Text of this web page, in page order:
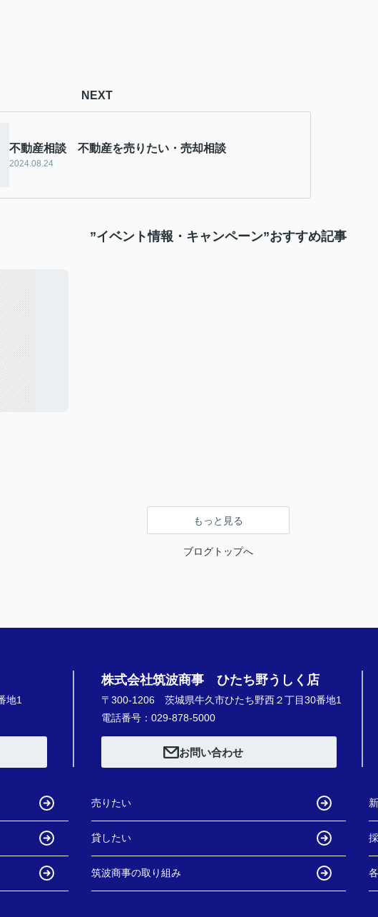
NEXT
不動産相談 不動産を売りたい・売却相談
2024.08.24
”イベント情報・キャンペーン”おすすめ記事
もっと見る
ブログトップへ
地1
株式会社筑波商事 ひたち野うしく店
〒300-1206 茨城県牛久市ひたち野西２丁目30番地1
電話番号：029-878-5000
お問い合わせ
売りたい
貸したい
筑波商事の取り組み